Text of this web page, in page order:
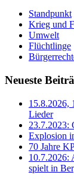
Standpunkt
Krieg und
Umwelt
Flüchtlinge
Neueste
15.8.2026,
Lieder
23.7.2023:
Explosion
70 Jahre
10.7.2026:
spielt in